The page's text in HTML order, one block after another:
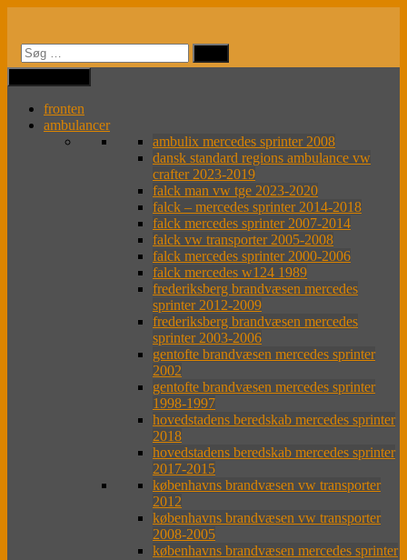
indhold
fronten
ambulancer
ambulix mercedes sprinter 2008
dansk standard regions ambulance vw
crafter 2023-2019
falck man vw tge 2023-2020
falck – mercedes sprinter 2014-2018
falck mercedes sprinter 2007-2014
falck vw transporter 2005-2008
falck mercedes sprinter 2000-2006
falck mercedes w124 1989
frederiksberg brandvæsen mercedes
sprinter 2012-2009
frederiksberg brandvæsen mercedes
sprinter 2003-2006
gentofte brandvæsen mercedes sprinter
2002
gentofte brandvæsen mercedes sprinter
1998-1997
hovedstadens beredskab mercedes sprinter
2018
hovedstadens beredskab mercedes sprinter
2017-2015
københavns brandvæsen vw transporter
2012
københavns brandvæsen vw transporter
2008-2005
københavns brandvæsen mercedes sprinter